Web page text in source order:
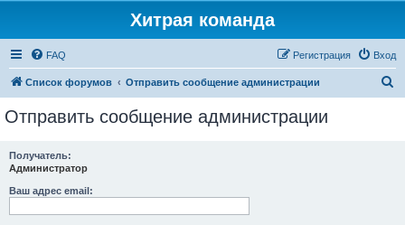
Хитрая команда
FAQ Вход
Регистрация
Список форумов Отправить сообщение администрации
Отправить сообщение администрации
Получатель:
Администратор
Ваш адрес email: